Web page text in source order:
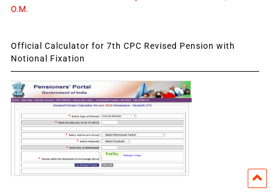
O.M.
Official Calculator for 7th CPC Revised Pension with
Notional Fixation